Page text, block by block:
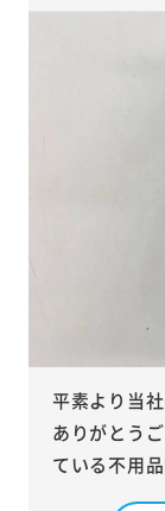
平素より当
ありがとう
ている不用